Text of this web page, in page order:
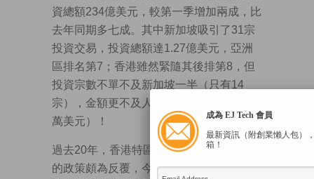
資總額234億美元，較第一季增加兩成，比
去年同期多七成。其中新加坡吸引了31宗
投資交易，投資總額達1.27億美元，亞洲
區排名第7；香港雖然緊隨其後排第8，但
投資宗數不單不及新加坡一半（只有14
宗），金額更不及人家三分一（不足4000
萬美元）！
過去20年，香港特區政府對資訊科技發展
的政策頗為反覆，今天我們在世界科技浪
成為 EJ Tech 會員
最新資訊（附創業懶人包）
箱！